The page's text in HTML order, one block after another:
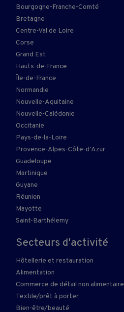
Bourgogne-Franche-Comté
Bretagne
Centre-Val de Loire
Corse
Grand Est
Hauts-de-France
Île-de-France
Normandie
Nouvelle-Aquitaine
Nouvelle-Calédonie
Occitanie
Pays-de-la-Loire
Provence-Alpes-Côte-d'Azur
Guadeloupe
Martinique
Guyane
Réunion
Mayotte
Saint-Barthélemy
Secteurs d'activité
Hôtellerie et restauration
Alimentation
Commerce de détail non alimentaire
Textile/prêt à porter
Bien-être/beauté